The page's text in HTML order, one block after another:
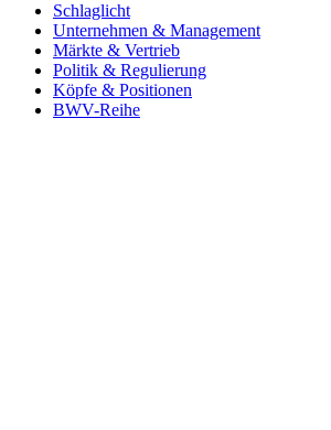
Schlaglicht
Unternehmen & Management
Märkte & Vertrieb
Politik & Regulierung
Köpfe & Positionen
BWV-Reihe